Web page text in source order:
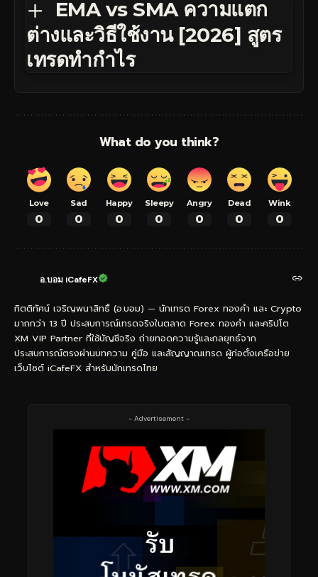
EMA vs SMA ความแตก
ต่างและวิธีใช้งาน [2026] สูตร
เทรดทำกำไร
What do you think?
Love
0
Sad
0
Happy
0
Sleepy
0
Angry
0
Dead
0
Wink
0
อ.บอม iCafeFX
กิตติทัศน์ เจริญพนาสิทธิ์ (อ.บอม) — นักเทรด Forex ทองคำ และ Crypto
มากกว่า 13 ปี ประสบการณ์เทรดจริงในตลาด Forex ทองคำ และคริปโต
XM VIP Partner ที่ใช้บัญชีจริง ถ่ายทอดความรู้และกลยุทธ์จาก
ประสบการณ์ตรงผ่านบทความ คู่มือ และสัญญาณเทรด ผู้ก่อตั้งเครือข่าย
เว็บไซต์ iCafeFX สำหรับนักเทรดไทย
- Advertisement -